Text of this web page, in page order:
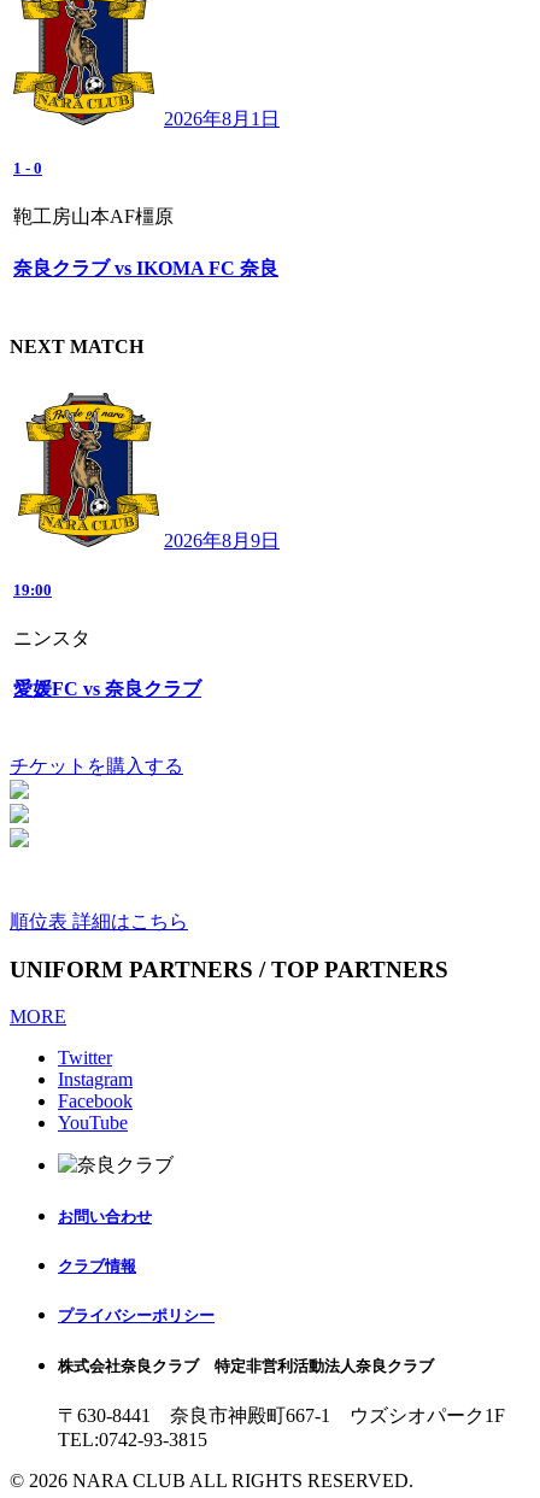
2026年8月1日
1 - 0
鞄工房山本AF橿原
奈良クラブ vs IKOMA FC 奈良
NEXT MATCH
2026年8月9日
19:00
ニンスタ
愛媛FC vs 奈良クラブ
チケットを購入する
順位表 詳細はこちら
UNIFORM PARTNERS / TOP PARTNERS
MORE
Twitter
Instagram
Facebook
YouTube
お問い合わせ
クラブ情報
プライバシーポリシー
株式会社奈良クラブ 特定非営利活動法人奈良クラブ
〒630-8441 奈良市神殿町667-1
ウズシオパーク1F
TEL:0742-93-3815
© 2026 NARA CLUB ALL RIGHTS RESERVED.